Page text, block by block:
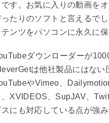
です。お気に入りの動画を
たりのソフトと言えるで
ンツをパソコンに永久に保
ダウンローダーが
は他社製品にはない
やVimeo、
、XVIDEOS、SupJAV、
にも対応している点が強み